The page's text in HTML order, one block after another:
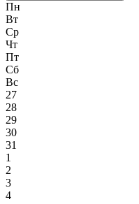
Пн
Вт
Ср
Чт
Пт
Сб
Вс
27
28
29
30
31
1
2
3
4